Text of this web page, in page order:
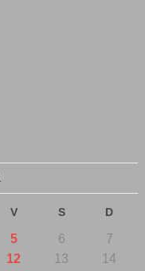
V S D
5 6
7
12 13 14